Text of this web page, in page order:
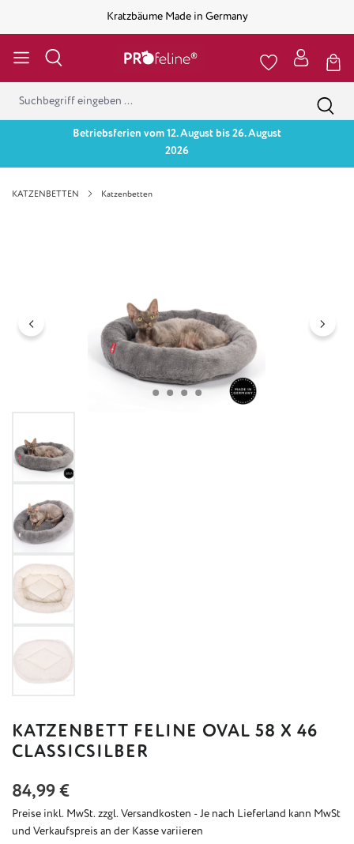
Kratzbäume Made in Germany
Betriebsferien vom 12. August bis 26. August
2026
KATZENBETTEN Katzenbetten
KATZENBETT FELINE OVAL 58 X 46
CLASSICSILBER
Regulärer Preis:
84,99 €
Preise inkl. MwSt. zzgl. Versandkosten - Je nach Lieferland kann MwSt
und Verkaufspreis an der Kasse variieren